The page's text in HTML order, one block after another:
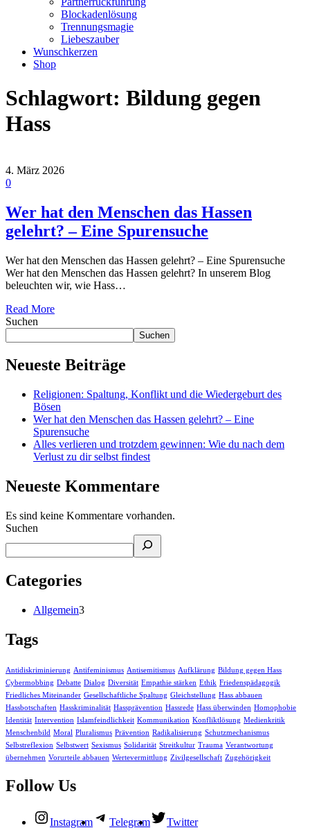
Blockadenlösung
Trennungsmagie
Liebeszauber
Wunschkerzen
Shop
Schlagwort: Bildung gegen
Hass
4. März 2026
0
Wer hat den Menschen das Hassen
gelehrt? – Eine Spurensuche
Wer hat den Menschen das Hassen gelehrt? – Eine Spurensuche
Wer hat den Menschen das Hassen gelehrt? In unserem Blog
beleuchten wir, wie Hass…
Read More
Suchen
Suchen
Neueste Beiträge
Religionen: Spaltung, Konflikt und die Wiedergeburt des
Bösen
Wer hat den Menschen das Hassen gelehrt? – Eine
Spurensuche
Alles verlieren und trotzdem gewinnen: Wie du nach dem
Verlust zu dir selbst findest
Neueste Kommentare
Es sind keine Kommentare vorhanden.
Suchen
Categories
Allgemein3
Tags
Antidiskriminierung Antifeminismus Antisemitismus Aufklärung Bildung gegen Hass
Cybermobbing Debatte Dialog Diversität Empathie stärken Ethik Friedenspädagogik
Friedliches Miteinander Gesellschaftliche Spaltung Gleichstellung Hass abbauen
Hassbotschaften Hasskriminalität Hassprävention Hassrede Hass überwinden Homophobie
Identität Intervention Islamfeindlichkeit Kommunikation Konfliktlösung Medienkritik
Menschenbild Moral Pluralismus Prävention Radikalisierung Schutzmechanismus
Selbstreflexion Selbstwert Sexismus Solidarität Streitkultur Trauma Verantwortung
übernehmen Vorurteile abbauen Wertevermittlung Zivilgesellschaft Zugehörigkeit
Follow Us
Instagram Telegram Twitter